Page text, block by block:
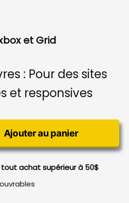
et Grid
: Pour des sites
et responsives
Ajouter au panier
achat supérieur à 50$